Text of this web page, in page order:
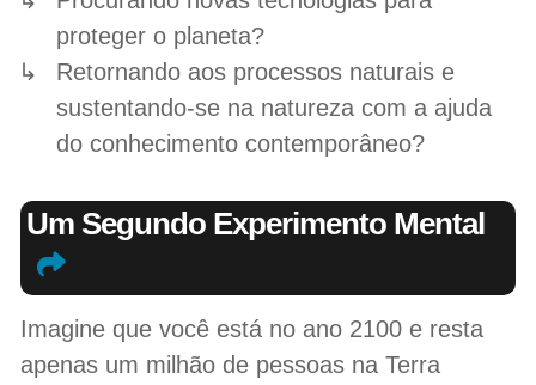
proteger o planeta?
Retornando aos processos naturais e
sustentando-se na natureza com a ajuda
do conhecimento contemporâneo?
Um Segundo Experimento Mental
Imagine que você está no ano 2100 e resta
apenas um milhão de pessoas na Terra